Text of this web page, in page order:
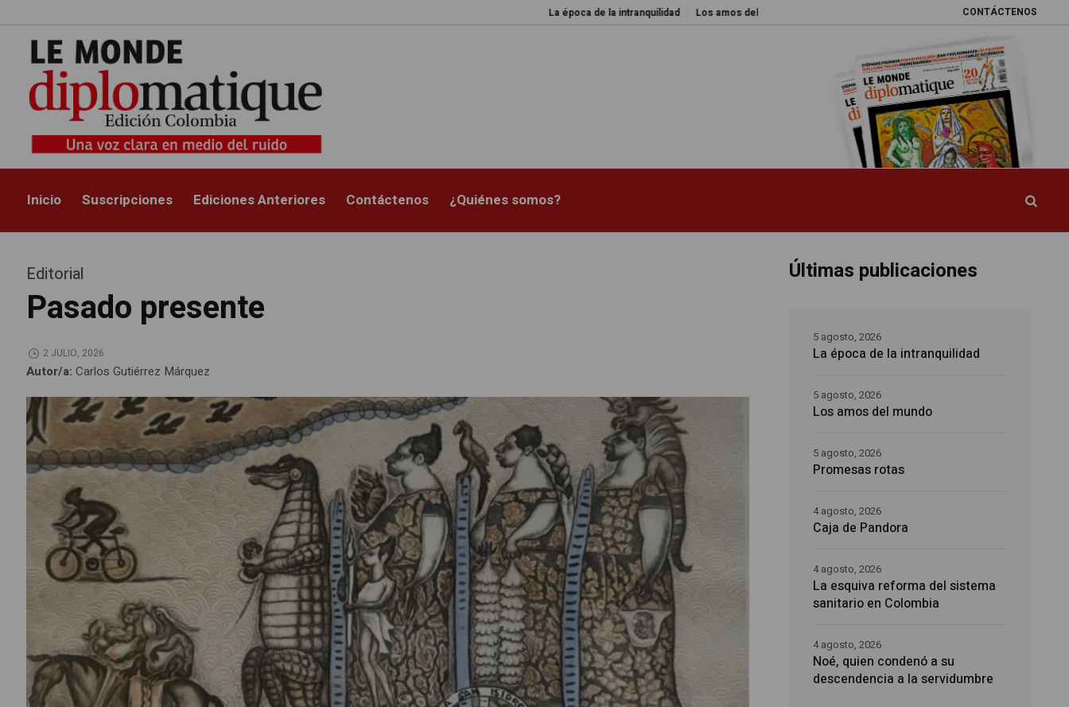
CONTÁCTENOS
La época de la intranquilidad Los amos del mundo Promesas rotas La esquiva reforma del
Inicio Suscripciones Ediciones Anteriores Contáctenos ¿Quiénes somos?
Editorial
Pasado presente
2 JULIO, 2026
Autor/a:Carlos Gutiérrez Márquez
Últimas publicaciones
La época de la intranquilidad
5 agosto, 2026
Los amos del mundo
5 agosto, 2026
Promesas rotas
5 agosto, 2026
Caja de Pandora
4 agosto, 2026
La esquiva reforma del sistema
sanitario en Colombia
4 agosto, 2026
Noé, quien condenó a su
descendencia a la servidumbre
4 agosto, 2026